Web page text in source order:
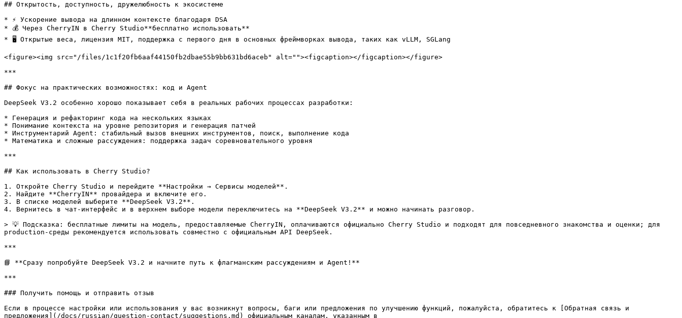
## Открытость, доступность, дружелюбность к экосистеме
* ⚡ Ускорение вывода на длинном контексте благодаря DSA
* 💰 Через CherryIN в Cherry Studio**бесплатно использовать**
* 🖥️ Открытые веса, лицензия MIT, поддержка с первого дня в основных фреймворках вывода, таких как vLLM, SGLang
<figure><img src="/files/1c1f20fb6aaf44150fb2dbae55b9bb631bd6aceb" alt=""><figcaption></figcaption></figure>
***
## Фокус на практических возможностях: код и Agent
DeepSeek V3.2 особенно хорошо показывает себя в реальных рабочих процессах разработки:
* Генерация и рефакторинг кода на нескольких языках
* Понимание контекста на уровне репозитория и генерация патчей
* Инструментарий Agent: стабильный вызов внешних инструментов, поиск, выполнение кода
* Математика и сложные рассуждения: поддержка задач соревновательного уровня
***
## Как использовать в Cherry Studio?
1. Откройте Cherry Studio и перейдите **Настройки → Сервисы моделей**.
2. Найдите **CherryIN** провайдера и включите его.
3. В списке моделей выберите **DeepSeek V3.2**.
4. Вернитесь в чат-интерфейс и в верхнем выборе модели переключитесь на **DeepSeek V3.2** и можно начинать разговор.
> 💡 Подсказка: бесплатные лимиты на модель, предоставляемые CherryIN, оплачиваются официально Cherry Studio и подходят для повседневного знакомства и оценки; для
production-среды рекомендуется использовать совместно с официальным API DeepSeek.
***
📘 **Сразу попробуйте DeepSeek V3.2 и начните путь к флагманским рассуждениям и Agent!**
***
### Получить помощь и отправить отзыв
Если в процессе настройки или использования у вас возникнут вопросы, баги или предложения по улучшению функций, пожалуйста, обратитесь к [Обратная связь и
предложения](/docs/russian/question-contact/suggestions.md) официальным каналам, указанным в